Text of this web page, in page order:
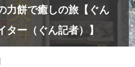
力餅で癒しの旅【ぐん
ター（ぐん記者）】